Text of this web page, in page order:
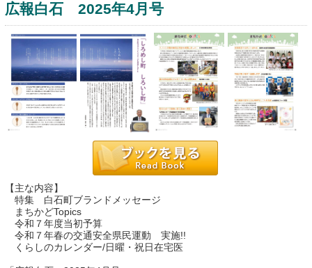
広報白石 2025年4月号
【主な内容】
特集 白石町ブランドメッセージ
まちかどTopics
令和７年度当初予算
令和７年春の交通安全県民運動 実施!!
くらしのカレンダー/日曜・祝日在宅医
運営：福博印刷
ご利用ガイド
よくある質問
サイトマップ